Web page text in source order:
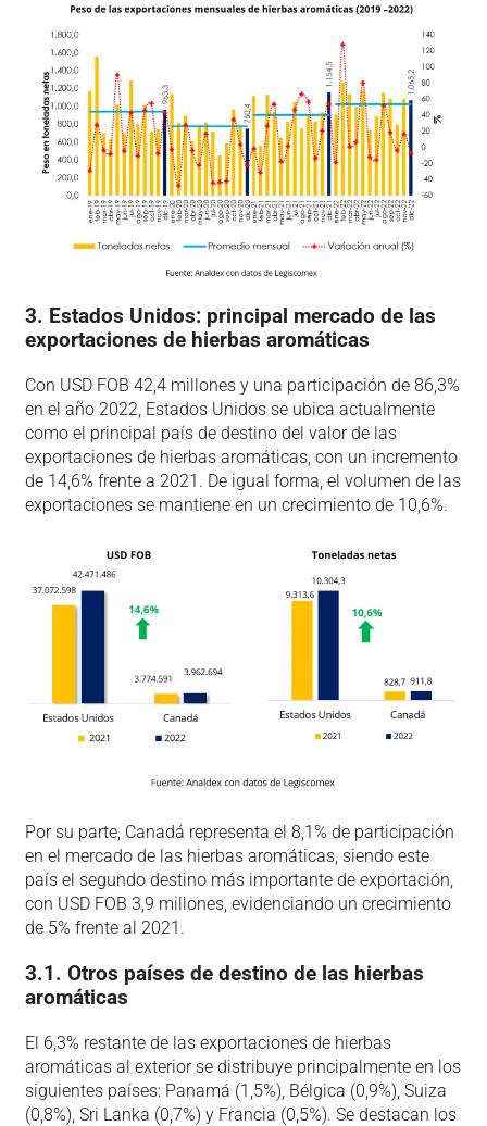
3. Estados Unidos: principal mercado de las
exportaciones de hierbas aromáticas
Con USD FOB 42,4 millones y una participación de 86,3%
en el año 2022, Estados Unidos se ubica actualmente
como el principal país de destino del valor de las
exportaciones de hierbas aromáticas, con un incremento
de 14,6% frente a 2021. De igual forma, el volumen de las
exportaciones se mantiene en un crecimiento de 10,6%.
Por su parte, Canadá representa el 8,1% de participación
en el mercado de las hierbas aromáticas, siendo este
país el segundo destino más importante de exportación,
con USD FOB 3,9 millones, evidenciando un crecimiento
de 5% frente al 2021.
3.1. Otros países de destino de las hierbas
aromáticas
El 6,3% restante de las exportaciones de hierbas
aromáticas al exterior se distribuye principalmente en los
siguientes países: Panamá (1,5%), Bélgica (0,9%), Suiza
(0,8%), Sri Lanka (0,7%) y Francia (0,5%). Se destacan los